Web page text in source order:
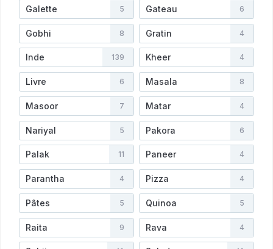
Galette 5 Gateau 6
Gobhi 8 Gratin 4
Inde 139 Kheer 4
Livre 6 Masala 8
Masoor 7 Matar 4
Nariyal 5 Pakora 6
Palak 11 Paneer 4
Parantha 4 Pizza 4
Pâtes 5 Quinoa 5
Raita 9 Rava 4